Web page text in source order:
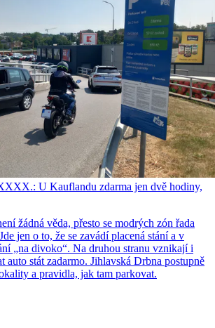
U Kauflandu zdarma jen dvě hodiny,
žádná věda, přesto se modrých zón řada
jen o to, že se zavádí placená stání a v
„na divoko“. Na druhou stranu vznikají i
auto stát zadarmo. Jihlavská Drbna postupně
a pravidla, jak tam parkovat.